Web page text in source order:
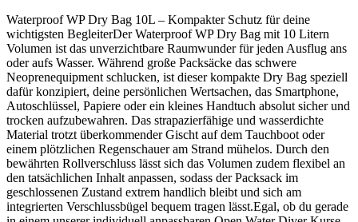
Waterproof WP Dry Bag 10L – Kompakter Schutz für deine
wichtigsten BegleiterDer Waterproof WP Dry Bag mit 10 Litern
Volumen ist das unverzichtbare Raumwunder für jeden Ausflug ans
oder aufs Wasser. Während große Packsäcke das schwere
Neoprenequipment schlucken, ist dieser kompakte Dry Bag speziell
dafür konzipiert, deine persönlichen Wertsachen, das Smartphone,
Autoschlüssel, Papiere oder ein kleines Handtuch absolut sicher und
trocken aufzubewahren. Das strapazierfähige und wasserdichte
Material trotzt überkommender Gischt auf dem Tauchboot oder
einem plötzlichen Regenschauer am Strand mühelos. Durch den
bewährten Rollverschluss lässt sich das Volumen zudem flexibel an
den tatsächlichen Inhalt anpassen, sodass der Packsack im
geschlossenen Zustand extrem handlich bleibt und sich am
integrierten Verschlussbügel bequem tragen lässt.Egal, ob du gerade